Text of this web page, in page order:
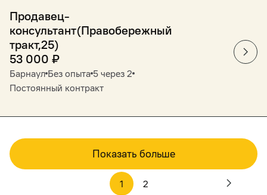
Продавец-
консультант(Правобережный
тракт,25)
53 000 ₽
Барнаул Без опыта 5 через 2
Постоянный контракт
Показать больше
1 2